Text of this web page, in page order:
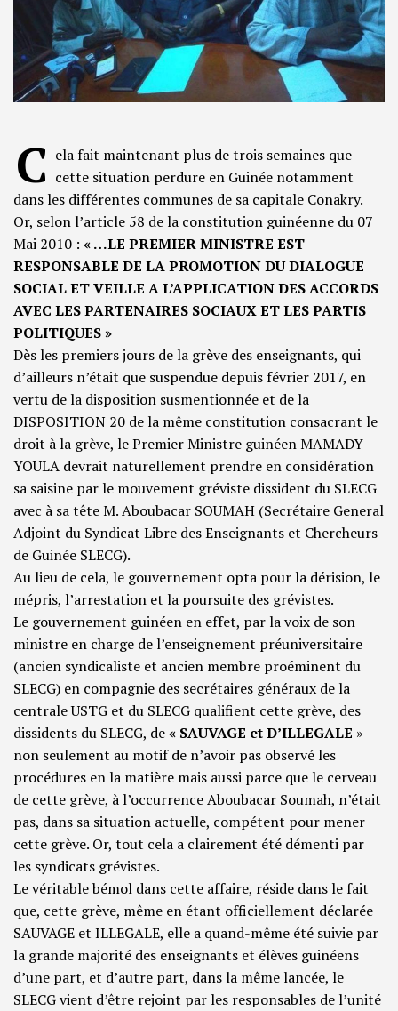
C ela fait maintenant plus de trois semaines que
cette situation perdure en Guinée notamment
dans les différentes communes de sa capitale Conakry.
Or, selon l’article 58 de la constitution guinéenne du 07
Mai 2010 : « …LE PREMIER MINISTRE EST
RESPONSABLE DE LA PROMOTION DU DIALOGUE
SOCIAL ET VEILLE A L’APPLICATION DES ACCORDS
AVEC LES PARTENAIRES SOCIAUX ET LES PARTIS
POLITIQUES »
Dès les premiers jours de la grève des enseignants, qui
d’ailleurs n’était que suspendue depuis février 2017, en
vertu de la disposition susmentionnée et de la
DISPOSITION 20 de la même constitution consacrant le
droit à la grève, le Premier Ministre guinéen MAMADY
YOULA devrait naturellement prendre en considération
sa saisine par le mouvement gréviste dissident du SLECG
avec à sa tête M. Aboubacar SOUMAH (Secrétaire General
Adjoint du Syndicat Libre des Enseignants et Chercheurs
de Guinée SLECG).
Au lieu de cela, le gouvernement opta pour la dérision, le
mépris, l’arrestation et la poursuite des grévistes.
Le gouvernement guinéen en effet, par la voix de son
ministre en charge de l’enseignement préuniversitaire
(ancien syndicaliste et ancien membre proéminent du
SLECG) en compagnie des secrétaires généraux de la
centrale USTG et du SLECG qualifient cette grève, des
dissidents du SLECG, de« SAUVAGE et D’ILLEGALE »
non seulement au motif de n’avoir pas observé les
procédures en la matière mais aussi parce que le cerveau
de cette grève, à l’occurrence Aboubacar Soumah, n’était
pas, dans sa situation actuelle, compétent pour mener
cette grève. Or, tout cela a clairement été démenti par
les syndicats grévistes.
Le véritable bémol dans cette affaire, réside dans le fait
que, cette grève, même en étant officiellement déclarée
SAUVAGE et ILLEGALE, elle a quand-même été suivie par
la grande majorité des enseignants et élèves guinéens
d’une part, et d’autre part, dans la même lancée, le
SLECG vient d’être rejoint par les responsables de l’unité